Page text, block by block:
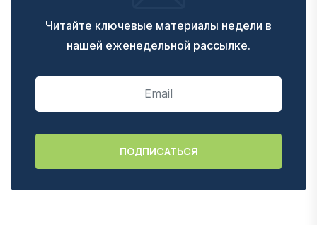
Читайте ключевые материалы недели в
нашей еженедельной рассылке.